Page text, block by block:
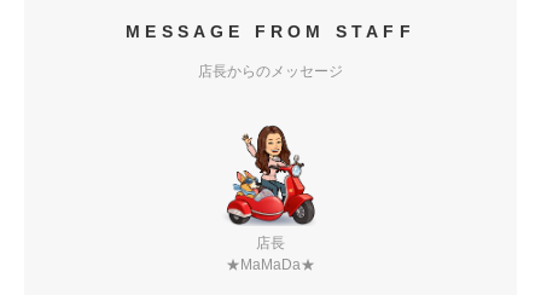
MESSAGE FROM STAFF
店長からのメッセージ
店長
★MaMaDa★